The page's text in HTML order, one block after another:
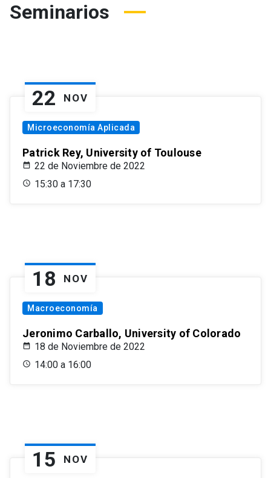
Seminarios
22 NOV
Microeconomía Aplicada
Patrick Rey, University of Toulouse
22 de Noviembre de 2022
15:30 a 17:30
18 NOV
Macroeconomía
Jeronimo Carballo, University of Colorado
18 de Noviembre de 2022
14:00 a 16:00
15 NOV